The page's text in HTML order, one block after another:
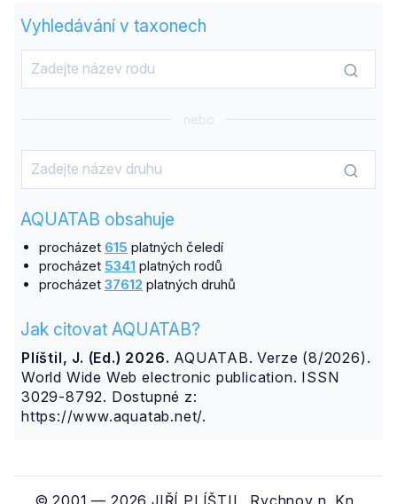
Vyhledávání v taxonech
nebo
AQUATAB obsahuje
procházet 615 platných čeledí
procházet 5341 platných rodů
procházet 37612 platných druhů
Jak citovat AQUATAB?
Plíštil, J. (Ed.) 2026. AQUATAB. Verze (8/2026).
World Wide Web electronic publication. ISSN
3029-8792. Dostupné z:
https://www.aquatab.net/.